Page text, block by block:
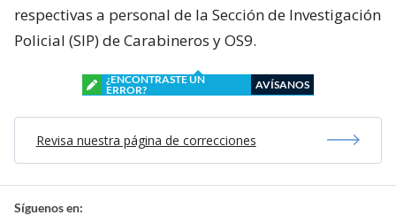
respectivas a personal de la Sección de Investigación
Policial (SIP) de Carabineros y OS9.
¿ENCONTRASTE UN
ERROR?
AVÍSANOS
Revisa nuestra página de correcciones
Síguenos en: